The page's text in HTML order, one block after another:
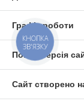
Графік роботи
Повна версія
Сайт створено
КНОПКА
ЗВ'ЯЗКУ